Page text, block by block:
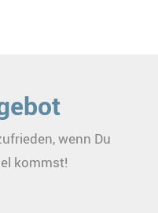
wenn Du
kommst!